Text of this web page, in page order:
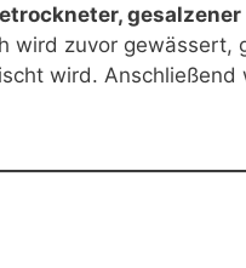
gesalzener
wird zuvor gewässert,
wird. Anschließend